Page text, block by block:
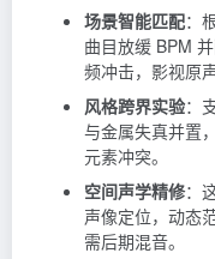
场景智能匹配：
曲目放缓 BPM
频冲击，影视原
风格跨界实验：
与金属失真并置
元素冲突。
空间声学精修：
声像定位，动态
需后期混音。